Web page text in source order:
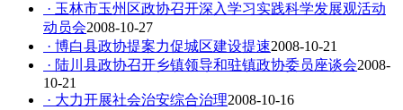
· 玉林市玉州区政协召开深入学习实践科学发展观活动
动员会2008-10-27
· 博白县政协提案力促城区建设提速2008-10-21
· 陆川县政协召开乡镇领导和驻镇政协委员座谈会2008-
10-21
· 大力开展社会治安综合治理2008-10-16